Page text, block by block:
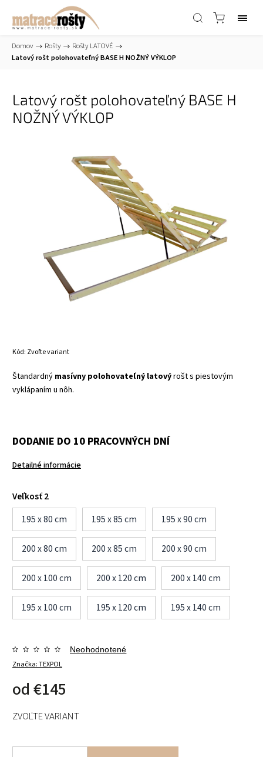
Domov / Rošty / Rošty LATOVÉ /
Latový rošt polohovateľný BASE H NOŽNÝ VÝKLOP
Latový rošt polohovateľný BASE H
NOŽNÝ VÝKLOP
Kód: Zvoľte variant
Štandardný masívny polohovateľný latovýrošt s piestovým
vyklápaním u nôh.
DODANIE DO 10 PRACOVNÝCH DNÍ
Detailné informácie
Veľkosť 2
195 x 80 cm
195 x 85 cm 195 x 90 cm
200 x 80 cm 200 x 85 cm 200 x 90 cm
200 x 100 cm 200 x 120 cm 200 x 140 cm
195 x 100 cm 195 x 120 cm 195 x 140 cm
Značka:TEXPOL
Neohodnotené
od €145
ZVOĽTE VARIANT